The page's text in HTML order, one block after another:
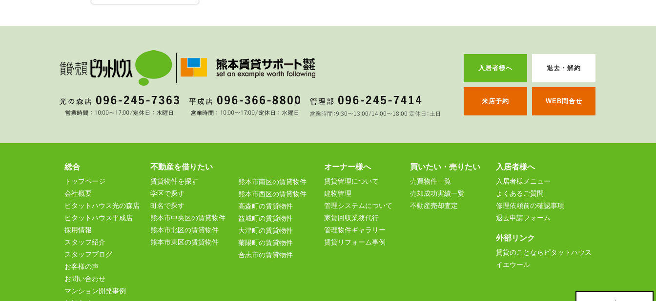
入居者様へ 退去・解約
来店予約 WEB問合せ
総合
トップページ
会社概要
ピタットハウス光の森店
ピタットハウス平成店
採用情報
スタッフ紹介
スタッフブログ
お客様の声
お問い合わせ
マンション開発事例
不動産を借りたい
賃貸物件を探す
学区で探す
町名で探す
熊本市中央区の賃貸物件
熊本市北区の賃貸物件
熊本市東区の賃貸物件
熊本市南区の賃貸物件
熊本市西区の賃貸物件
高森町の賃貸物件
益城町の賃貸物件
大津町の賃貸物件
菊陽町の賃貸物件
合志市の賃貸物件
オーナー様へ
賃貸管理について
建物管理
管理システムについて
家賃回収業務代行
管理物件ギャラリー
賃貸リフォーム事例
買いたい・売りたい
売買物件一覧
売却成功実績一覧
不動産売却査定
入居者様へ
入居者様メニュー
よくあるご質問
修理依頼前の確認事項
退去申請フォーム
外部リンク
賃貸のことならピタットハウス
イエウール